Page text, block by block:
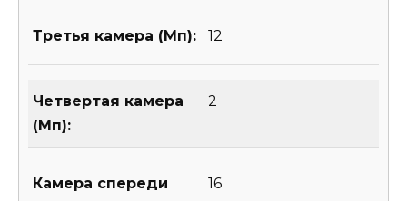
Третья камера (Мп): 12
Четвертая камера
(Мп):
2
Камера спереди
16